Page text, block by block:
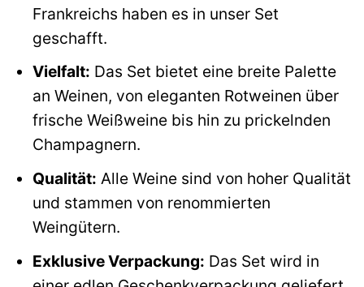
Frankreichs haben es in unser Set
geschafft.
Vielfalt: Das Set bietet eine breite Palette
an Weinen, von eleganten Rotweinen über
frische Weißweine bis hin zu prickelnden
Champagnern.
Qualität: Alle Weine sind von hoher Qualität
und stammen von renommierten
Weingütern.
Exklusive Verpackung: Das Set wird in